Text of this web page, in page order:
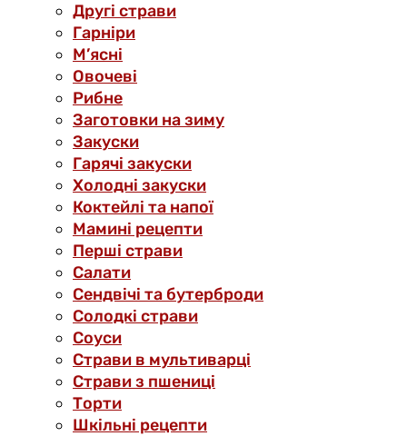
Другі страви
Гарніри
М’ясні
Овочеві
Рибне
Заготовки на зиму
Закуски
Гарячі закуски
Холодні закуски
Коктейлі та напої
Мамині рецепти
Перші страви
Салати
Сендвічі та бутерброди
Солодкі страви
Соуси
Страви в мультиварці
Страви з пшениці
Торти
Шкільні рецепти